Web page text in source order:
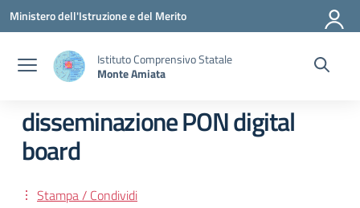
Vai ai contenuti
Vai al menu di navigazione
Vai al footer
Ministero dell'Istruzione e del Merito
Istituto Comprensivo Statale
Monte Amiata
disseminazione PON digital
board
Stampa / Condividi